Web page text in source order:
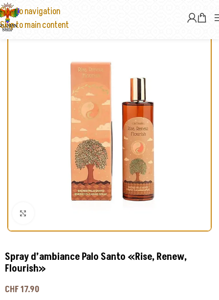
Skip to navigation
Skip to main content
Spray d’ambiance Palo Santo «Rise, Renew,
Flourish»
CHF17.90